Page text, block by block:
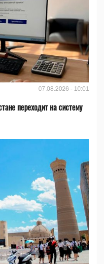
07.08.2026 - 10:01
переходит на систему